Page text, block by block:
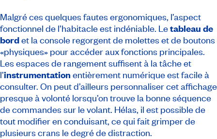
Malgré ces quelques fautes ergonomiques, l’aspect
fonctionnel de l’habitacle est indéniable. Letableau de
bordet la console regorgent de molettes et de boutons
«physiques» pour accéder aux fonctions principales.
Les espaces de rangement suffisent à la tâche et
l’instrumentation entièrement numérique est facile à
consulter. On peut d’ailleurs personnaliser cet affichage
presque à volonté lorsqu’on trouve la bonne séquence
de commandes sur le volant. Hélas, il est possible de
tout modifier en conduisant, ce qui fait grimper de
plusieurs crans le degré de distraction.